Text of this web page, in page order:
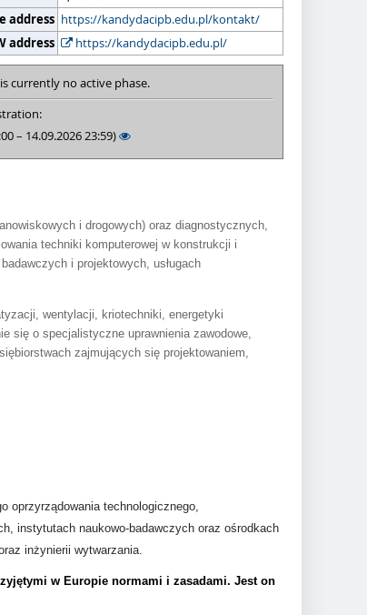
address https://kandydacipb.edu.pl/kontakt/
address
https://kandydacipb.edu.pl/
currently no active phase.
– 14.09.2026 23:59)
i drogowych) oraz diagnostycznych,
techniki komputerowej w konstrukcji i
i projektowych, usługach
wentylacji, kriotechniki, energetyki
się o specjalistyczne uprawnienia zawodowe,
zajmujących się projektowaniem,
oprzyrządowania technologicznego,
instytutach naukowo-badawczych oraz ośrodkach
inżynierii wytwarzania.
w Europie normami i zasadami. Jest on